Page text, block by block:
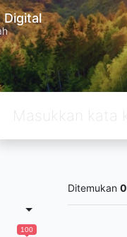
Digital
100
Ditemukan 0